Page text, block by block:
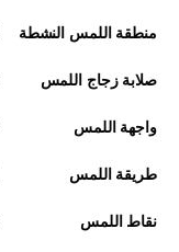
منطقة اللمس النشطة
صلابة زجاج اللمس
واجهة اللمس
طريقة اللمس
نقاط اللمس